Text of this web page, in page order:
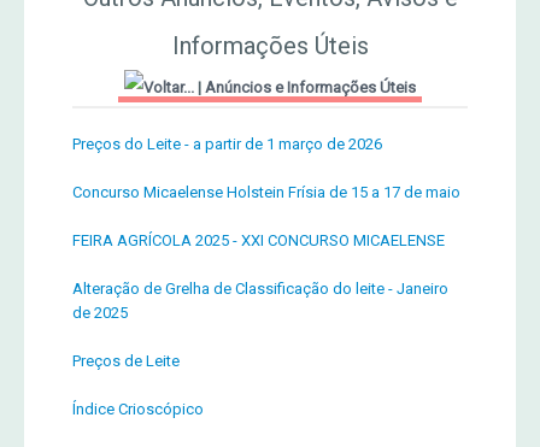
Informações Úteis
| Anúncios e Informações Úteis
Preços do Leite - a partir de 1 março de 2026
Concurso Micaelense Holstein Frísia de 15 a 17 de maio
FEIRA AGRÍCOLA 2025 - XXI CONCURSO MICAELENSE
Alteração de Grelha de Classificação do leite - Janeiro
de 2025
Preços de Leite
Índice Crioscópico